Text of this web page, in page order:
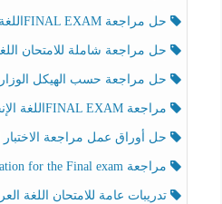
حل مراجعة FINAL EXAMاللغة الإنجليزية الصف الخامس الفصل الثالث
حل مراجعة شاملة للامتحان اللغة
حل مراجعة حسب الهيكل الوزاري العلوم
مراجعة FINAL EXAMاللغة الإنجليزية الصف الخامس الفصل الثالث
حل أوراق عمل مراجعة الاختبار النهائي اللغة
مراجعة Preparation for the Final exam اللغة الإنجليزية الصف الرابع الفصل الثالث
تدريبات عامة للامتحان اللغة